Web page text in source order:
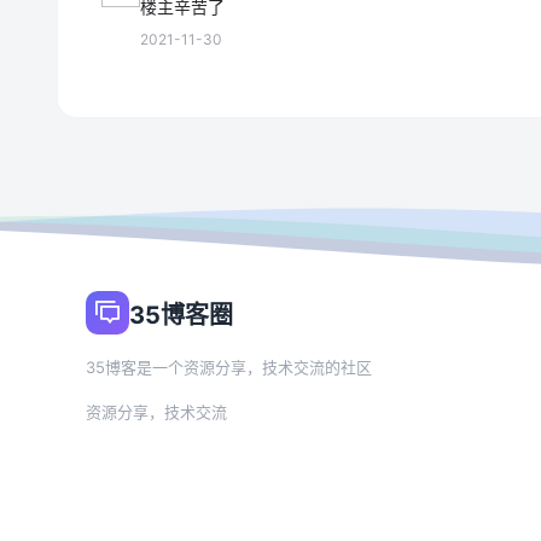
楼主辛苦了
2021-11-30
35博客圈
35博客是一个资源分享，技术交流的社区
资源分享，技术交流